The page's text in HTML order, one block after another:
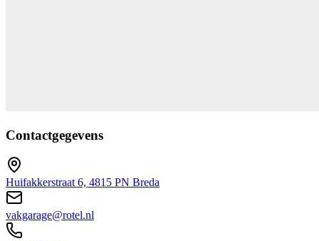
Contactgegevens
Huifakkerstraat 6, 4815 PN Breda
vakgarage@rotel.nl